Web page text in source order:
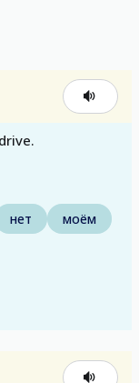
нет
моём